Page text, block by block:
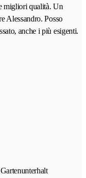
migliori qualità. Un
Alessandro. Posso
anche i più esigenti.